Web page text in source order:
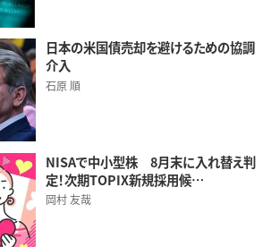
日本の米国債売却を避けるための協調
介入
石原 順
NISAで中小型株 8月末に入れ替え判
定！次期TOPIX新規採用候…
岡村 友哉